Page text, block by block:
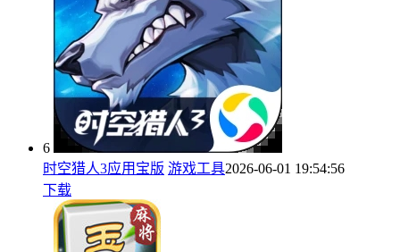
6
时空猎人3应用宝版 游戏工具2026-06-01 19:54:56
下载